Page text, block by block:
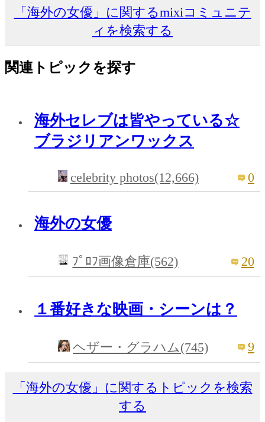
「海外の女優」に関するmixiコミュニテ
ィを検索する
関連トピックを探す
海外セレブは皆やっている☆
ブラジリアンワックス
celebrity photos(12,666) 0
海外の女優
ﾌﾟﾛﾌ画像倉庫(562) 20
１番好きな映画・シーンは？
ヘザー・グラハム(745) 9
「海外の女優」に関するトピックを検索
する